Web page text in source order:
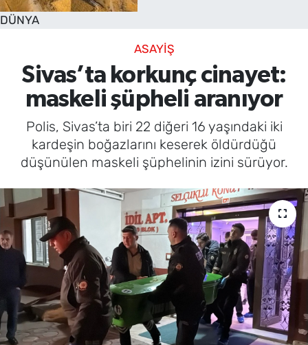
DÜNYA
ASAYİŞ
Sivas’ta korkunç cinayet:
maskeli şüpheli aranıyor
Polis, Sivas’ta biri 22 diğeri 16 yaşındaki iki
kardeşin boğazlarını keserek öldürdüğü
düşünülen maskeli şüphelinin izini sürüyor.